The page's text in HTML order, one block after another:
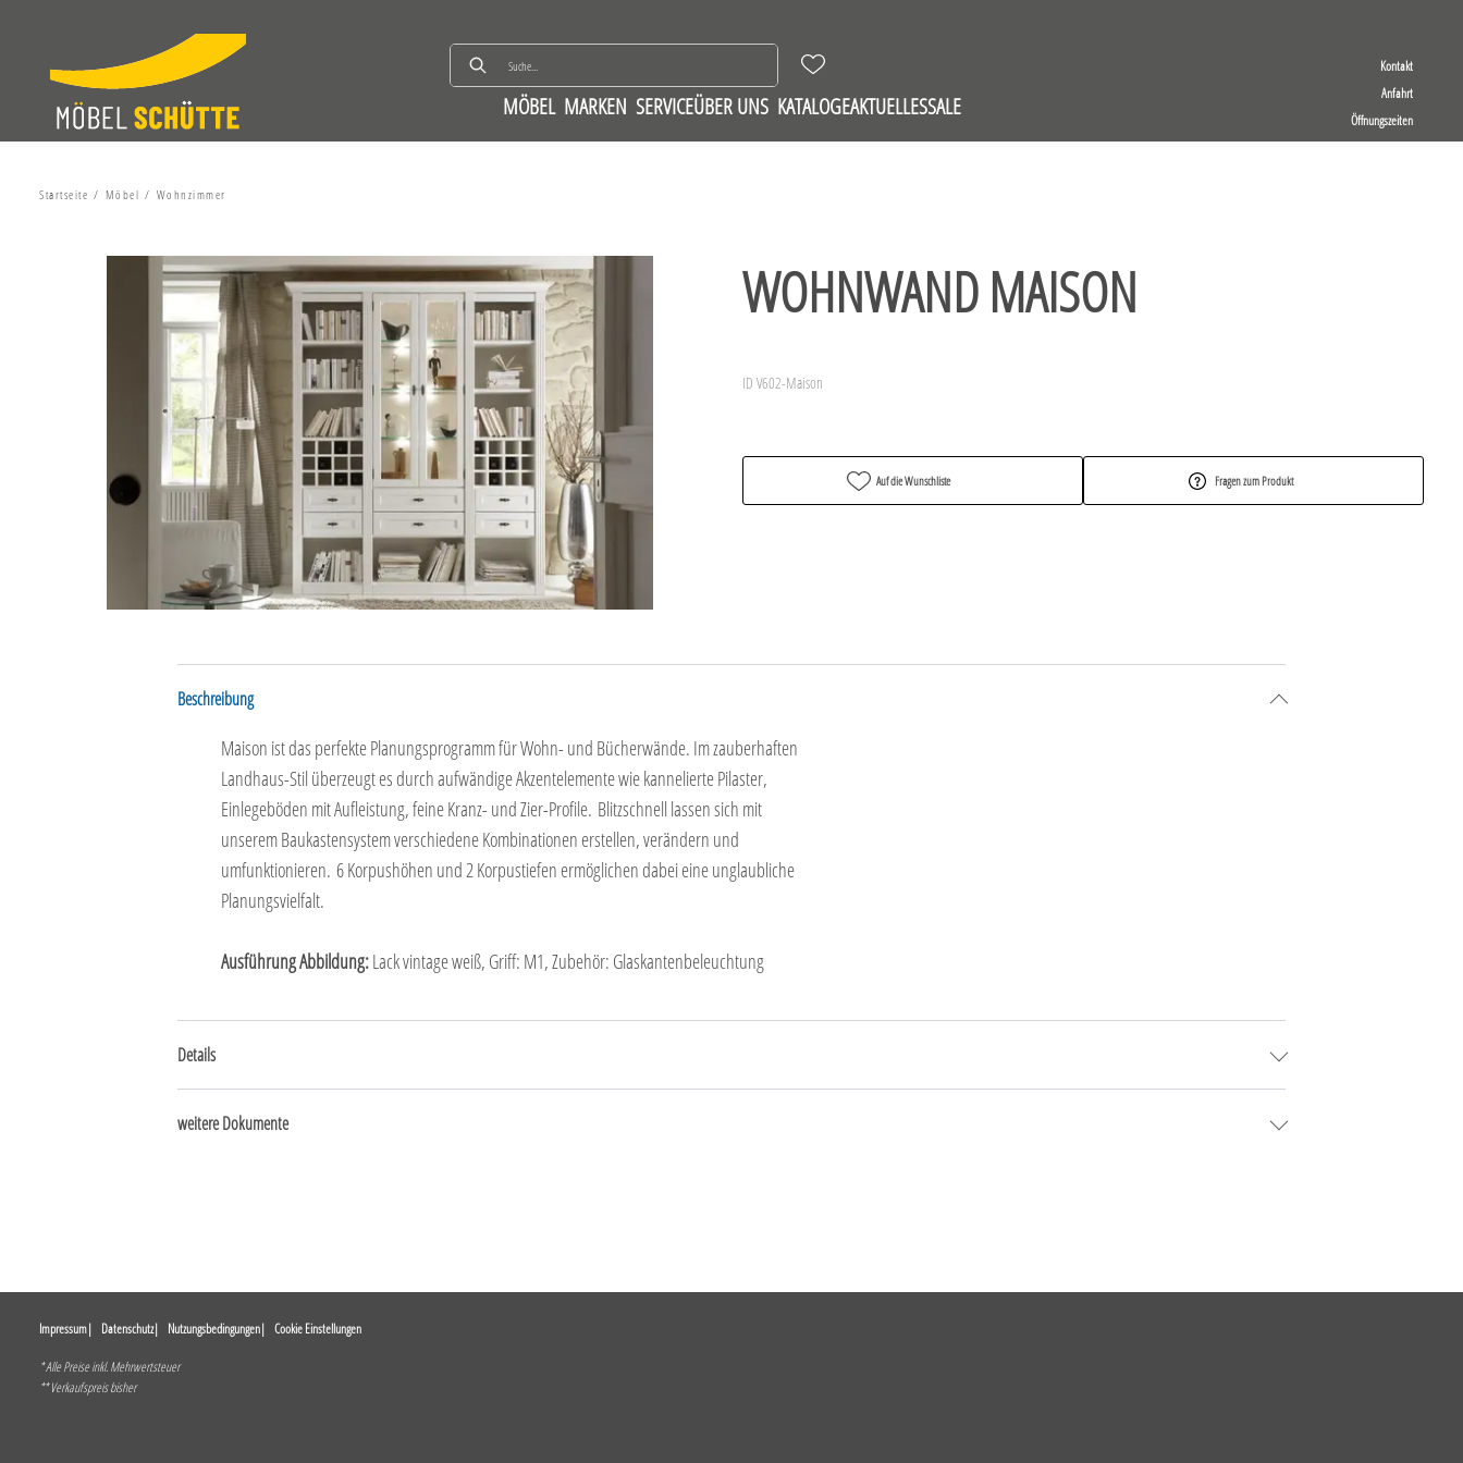
Kontakt
Anfahrt
Öffnungszeiten
MÖBEL MARKEN SERVICEÜBER UNS KATALOGEAKTUELLESSALE
Startseite Möbel Wohnzimmer
WOHNWAND MAISON
ID V602-Maison
Auf die Wunschliste Fragen zum Produkt
Beschreibung
Maison ist das perfekte Planungsprogramm für Wohn- und Bücherwände. Im zauberhaften
Landhaus-Stil überzeugt es durch aufwändige Akzentelemente wie kannelierte Pilaster,
Einlegeböden mit Aufleistung, feine Kranz- und Zier-Profile. Blitzschnell lassen sich mit
unserem Baukastensystem verschiedene Kombinationen erstellen, verändern und
umfunktionieren. 6 Korpushöhen und 2 Korpustiefen ermöglichen dabei eine unglaubliche
Planungsvielfalt.
Ausführung Abbildung:Lack vintage weiß, Griff: M1, Zubehör: Glaskantenbeleuchtung
Details
weitere Dokumente
Impressum Datenschutz Nutzungsbedingungen Cookie Einstellungen
* Alle Preise inkl. Mehrwertsteuer
** Verkaufspreis bisher